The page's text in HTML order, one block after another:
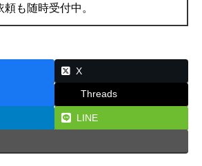
頼も随時受付中。
X
Threads
LINE